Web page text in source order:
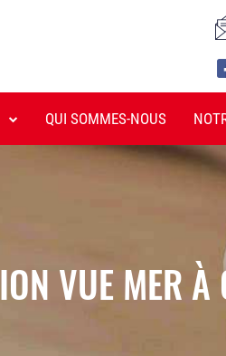
QUI SOMMES-NOUS
VUE MER À